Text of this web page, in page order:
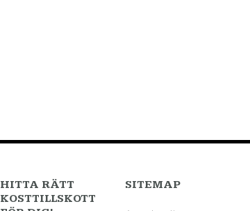
HITTA RÄTT
KOSTTILLSKOTT
SITEMAP